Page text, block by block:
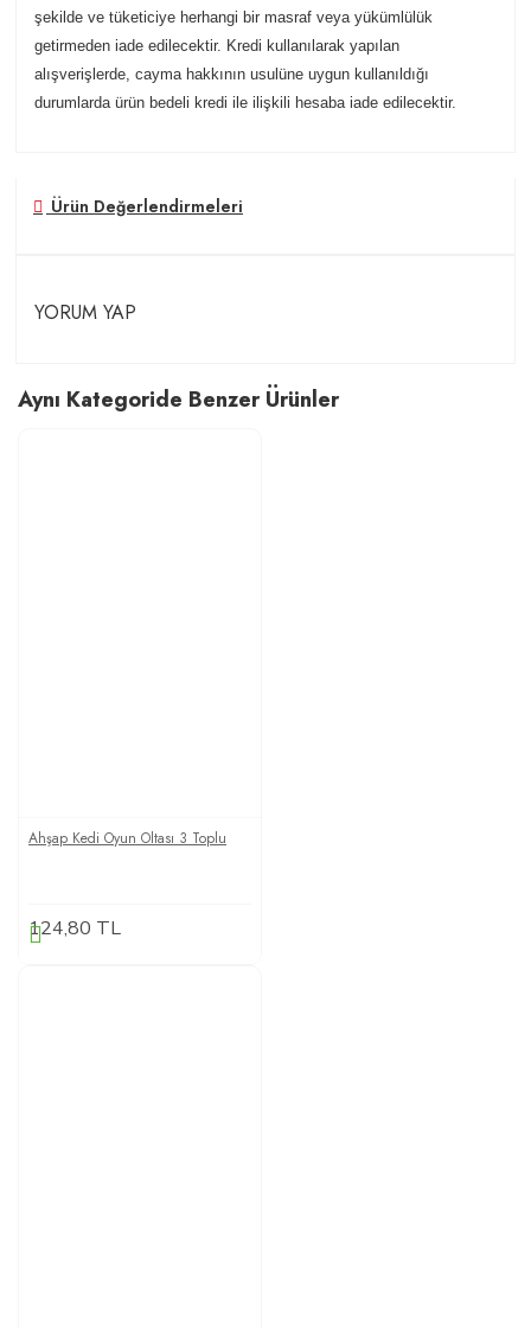
şekilde ve tüketiciye herhangi bir masraf veya yükümlülük
getirmeden iade edilecektir. Kredi kullanılarak yapılan
alışverişlerde, cayma hakkının usulüne uygun kullanıldığı
durumlarda ürün bedeli kredi ile ilişkili hesaba iade edilecektir.
Ürün Değerlendirmeleri
YORUM YAP
Aynı Kategoride Benzer Ürünler
Ahşap Kedi Oyun Oltası 3 Toplu
124,80 TL